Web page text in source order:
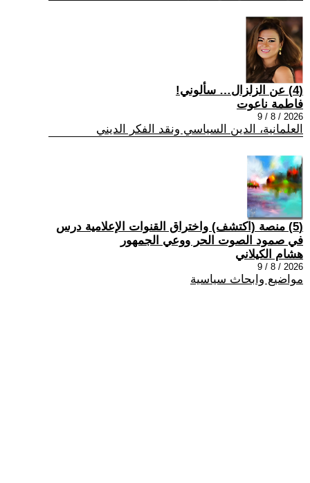
(4) عن الزلزال… سألوني!
فاطمة ناعوت
2026 / 8 / 9
العلمانية، الدين السياسي ونقد الفكر الديني
(5) منصة (اكتشف) واختراق القنوات الإعلامية درس
في صمود الصوت الحر ووعي الجمهور
هشام الكيلاني
2026 / 8 / 9
مواضيع وابحاث سياسية